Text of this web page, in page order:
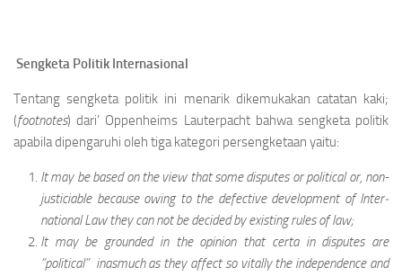
Sengketa Politik Internasional
Tentang sengketa politik ini menarik dikemu­kakan catatan kaki;
(footnotes) dari’ Oppenheims Lauterpacht bahwa sengketa politik
apabila dipe­ngaruhi oleh tiga kategori persengketaan yaitu:
It may be based on the view that some dispu­tes or political or, non-
justiciable because owing to the defective development of Inter­
national Law they can not be decided by existing rules of law;
It may be grounded in the opinion that certa in disputes are
“political” inasmuch as they affect so vitally the independence and